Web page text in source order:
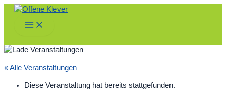
Zum
springen
Main
Menu
« Alle Veranstaltungen
Diese Veranstaltung hat bereits stattgefunden.